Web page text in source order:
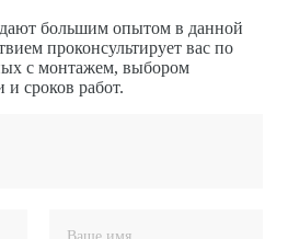
большим опытом в данной
проконсультирует вас по
с монтажем, выбором
и сроков работ.